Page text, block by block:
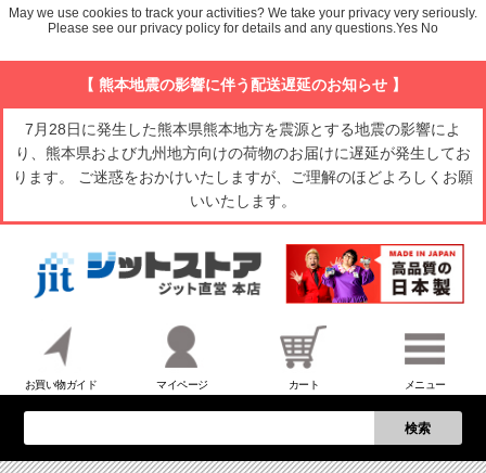
【 熊本地震の影響に伴う配送遅延のお知らせ 】
7月28日に発生した熊本県熊本地方を震源とする地震の影響によ
り、熊本県および九州地方向けの荷物のお届けに遅延が発生してお
ります。 ご迷惑をおかけいたしますが、ご理解のほどよろしくお願
いいたします。
お買い物ガイド マイページ カート メニュー
検索
May we use cookies to track your activities? We take your privacy very seriously.
Please see our privacy policy for details and any questions.Yes No